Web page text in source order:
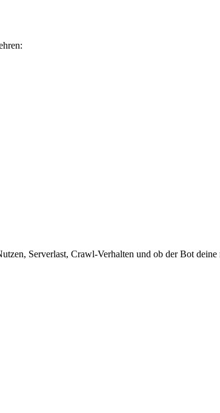
Serverlast, Crawl-Verhalten und ob der Bot